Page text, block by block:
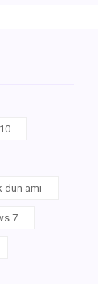
dun ami
7